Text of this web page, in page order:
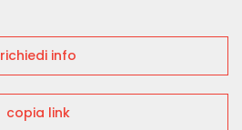
richiedi info
copia link